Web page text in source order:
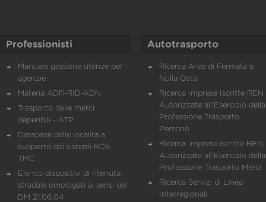
Professionisti
Manuale gestione utenze per
agenzie
Materia ADR-RID-ADN
Trasporto delle merci
deperibili - ATP
Database delle località a
supporto dei sistemi RDS
TMC
Elenco dispositivi di ritenuta
stradale omologati ai sensi del
DM 21.06.04
Autotrasporto
Ricerca Aree di Fermata e
Nulla Osta
Ricerca Imprese Iscritte REN
Autorizzate all'Esercizio della
Professione Trasporto
Persone
Ricerca Imprese iscritte REN
Autorizzate all'Esercizio della
Professione Trasporto Merci
Ricerca Servizi di Linea
Interregionali